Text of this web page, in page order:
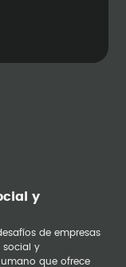
y
de empresas
social y
que ofrece